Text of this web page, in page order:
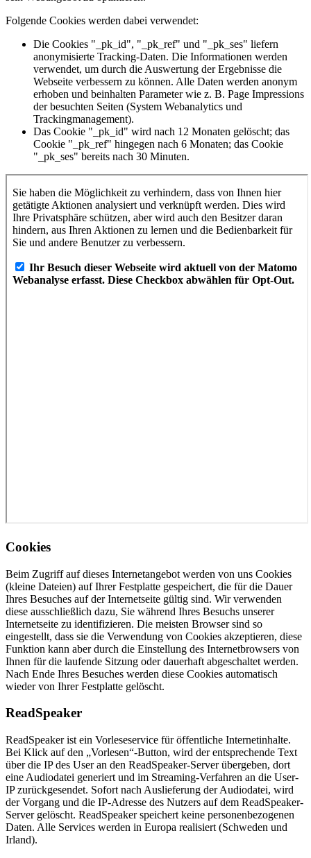
Folgende Cookies werden dabei verwendet:
Die Cookies "_pk_id", "_pk_ref" und "_pk_ses" liefern
anonymisierte Tracking-Daten. Die Informationen werden
verwendet, um durch die Auswertung der Ergebnisse die
Webseite verbessern zu können. Alle Daten werden anonym
erhoben und beinhalten Parameter wie z. B. Page Impressions
der besuchten Seiten (System Webanalytics und
Trackingmanagement).
Das Cookie "_pk_id" wird nach 12 Monaten gelöscht; das
Cookie "_pk_ref" hingegen nach 6 Monaten; das Cookie
"_pk_ses" bereits nach 30 Minuten.
Cookies
Beim Zugriff auf dieses Internetangebot werden von uns Cookies
(kleine Dateien) auf Ihrer Festplatte gespeichert, die für die Dauer
Ihres Besuches auf der Internetseite gültig sind. Wir verwenden
diese ausschließlich dazu, Sie während Ihres Besuchs unserer
Internetseite zu identifizieren. Die meisten Browser sind so
eingestellt, dass sie die Verwendung von Cookies akzeptieren, diese
Funktion kann aber durch die Einstellung des Internetbrowsers von
Ihnen für die laufende Sitzung oder dauerhaft abgeschaltet werden.
Nach Ende Ihres Besuches werden diese Cookies automatisch
wieder von Ihrer Festplatte gelöscht.
ReadSpeaker
ReadSpeaker ist ein Vorleseservice für öffentliche Internetinhalte.
Bei Klick auf den „Vorlesen“-Button, wird der entsprechende Text
über die IP des User an den ReadSpeaker-Server übergeben, dort
eine Audiodatei generiert und im Streaming-Verfahren an die User-
IP zurückgesendet. Sofort nach Auslieferung der Audiodatei, wird
der Vorgang und die IP-Adresse des Nutzers auf dem ReadSpeaker-
Server gelöscht. ReadSpeaker speichert keine personenbezogenen
Daten. Alle Services werden in Europa realisiert (Schweden und
Irland).